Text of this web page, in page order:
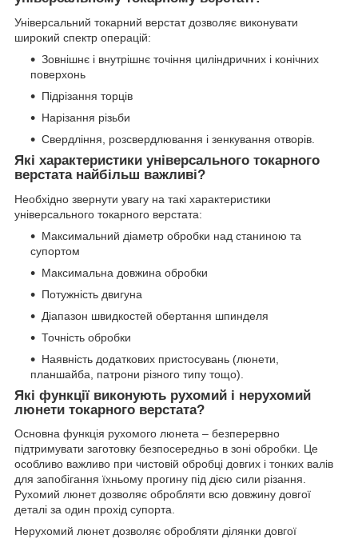
Універсальний токарний верстат дозволяє виконувати
широкий спектр операцій:
Зовнішнє і внутрішнє точіння циліндричних і конічних
поверхонь
Підрізання торців
Нарізання різьби
Свердління, розсвердлювання і зенкування отворів.
Які характеристики універсального токарного
верстата найбільш важливі?
Необхідно звернути увагу на такі характеристики
універсального токарного верстата:
Максимальний діаметр обробки над станиною та
супортом
Максимальна довжина обробки
Потужність двигуна
Діапазон швидкостей обертання шпинделя
Точність обробки
Наявність додаткових пристосувань (люнети,
планшайба, патрони різного типу тощо).
Які функції виконують рухомий і нерухомий
люнети токарного верстата?
Основна функція рухомого люнета – безперервно
підтримувати заготовку безпосередньо в зоні обробки. Це
особливо важливо при чистовій обробці довгих і тонких валів
для запобігання їхньому прогину під дією сили різання.
Рухомий люнет дозволяє обробляти всю довжину довгої
деталі за один прохід супорта.
Нерухомий люнет дозволяє обробляти ділянки довгої